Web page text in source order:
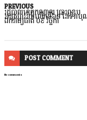
PREVIOUS
រដ្ឋបាលខេត្តកណ្ដាល ប្រារព្ធខួប
អនុស្សាវរីយ៍លើកទី៦៨ នៃទិវាបុ
ឯករាជ្យជាតិ ០៩ វិច្ជិកា
POSTCOMMENT
No comments